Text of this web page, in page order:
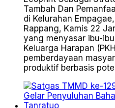
Tambah Dan
di Kelurahan
Rappang, Kamis 22
yang menyasar ibu-
Keluarga Harapan
pemberdayaan
produktif berbasis